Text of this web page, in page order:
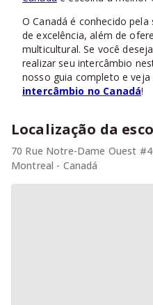
O Canadá é conhecido
de excelência, além de
multicultural. Se você
realizar seu intercâmbio
nosso guia completo e
intercâmbio no Canadá!
Localização da
70 Rue Notre-Dame Ouest
Montreal - Canadá